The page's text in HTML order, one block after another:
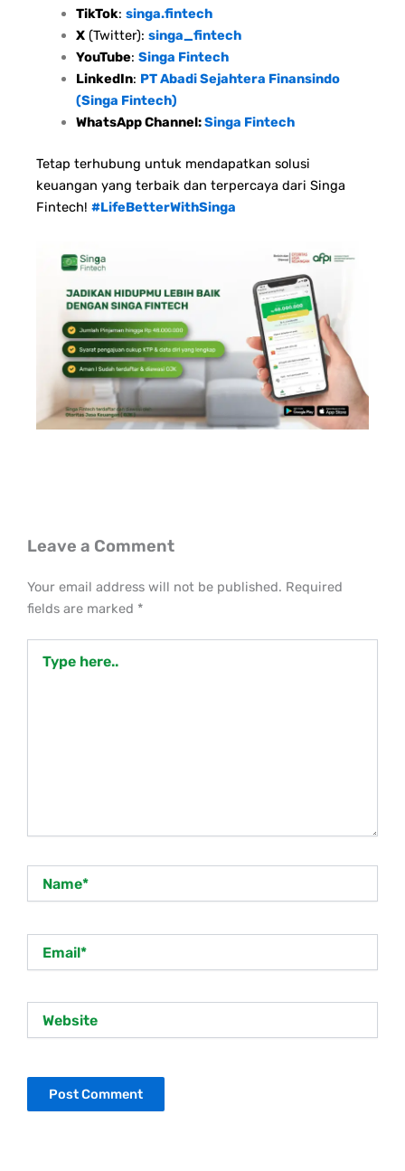
TikTok: singa.fintech
X(Twitter): singa_fintech
YouTube: Singa Fintech
LinkedIn: PT Abadi Sejahtera Finansindo
(Singa Fintech)
WhatsApp Channel:Singa Fintech
Tetap terhubung untuk mendapatkan solusi
keuangan yang terbaik dan terpercaya dari Singa
Fintech! #LifeBetterWithSinga
Leave a Comment
Your email address will not be published. Required
fields are marked *
here..